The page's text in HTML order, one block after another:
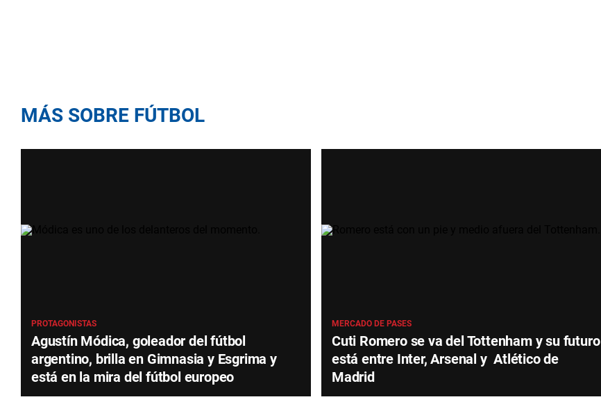
MÁS SOBRE FÚTBOL
PROTAGONISTAS
Agustín Módica, goleador del fútbol
argentino, brilla en Gimnasia y Esgrima y
está en la mira del fútbol europeo
MERCADO DE PASES
Cuti Romero se va del Tottenham y su futuro
está entre Inter, Arsenal y Atlético de
Madrid